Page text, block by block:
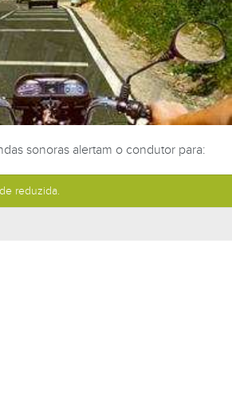
sonoras alertam o condutor para:
reduzida.